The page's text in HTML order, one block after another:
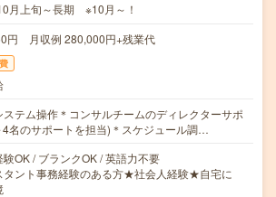
月上旬～長期 ※10月～！
円 月収例 280,000円+残業代
ステム操作＊コンサルチームのディレクターサポ
4名のサポートを担当)＊スケジュール調…
OK / ブランクOK / 英語力不要
ント事務経験のある方★社会人経験★自宅に